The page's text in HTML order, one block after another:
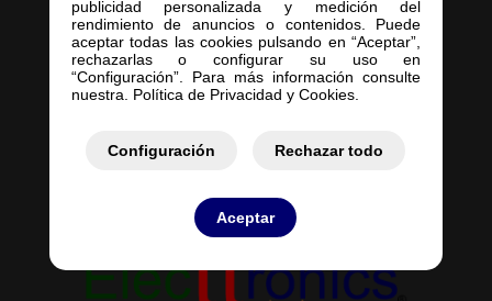
publicidad personalizada y medición del
rendimiento de anuncios o contenidos. Puede
aceptar todas las cookies pulsando en “Aceptar”,
rechazarlas o configurar su uso en
“Configuración”. Para más información consulte
nuestra. Política de Privacidad y Cookies.
Configuración Rechazar todo
Aceptar
Inicio
Empresa
Servicios
Contacto
Mis Presupuestos